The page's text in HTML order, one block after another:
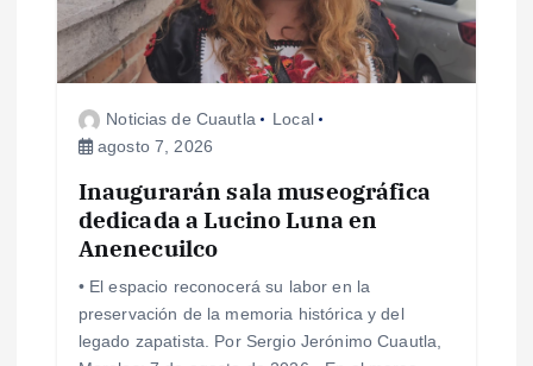
d
e
Noticias de Cuautla
Local
agosto 7, 2026
Inaugurarán sala museográfica
dedicada a Lucino Luna en
Anenecuilco
• El espacio reconocerá su labor en la
preservación de la memoria histórica y del
legado zapatista. Por Sergio Jerónimo Cuautla,